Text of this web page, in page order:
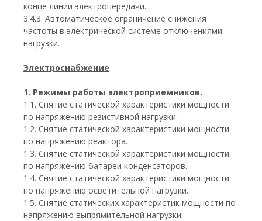
конце линии электропередачи.
3.4.3. Автоматическое ограничение снижения
частоты в электрической системе отключениями
нагрузки.
Электроснабжение
1. Режимы работы электроприемников.
1.1. Снятие статической характеристики мощности
по напряжению резистивной нагрузки.
1.2. Снятие статической характеристики мощности
по напряжению реактора.
1.3. Снятие статической характеристики мощности
по напряжению батареи конденсаторов.
1.4. Снятие статической характеристики мощности
по напряжению осветительной нагрузки.
1.5. Снятие статических характеристик мощности по
напряжению выпрямительной нагрузки.